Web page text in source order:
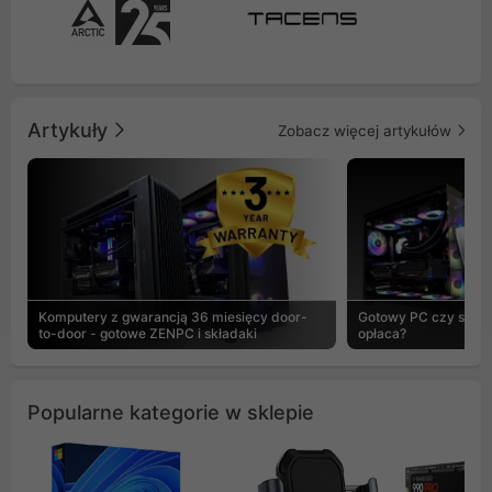
Artykuły Zobacz więcej artykułów
Komputery z gwarancją 36 miesięcy door-
to-door - gotowe ZENPC i składaki
Gotowy PC czy
opłaca?
Popularne kategorie w sklepie